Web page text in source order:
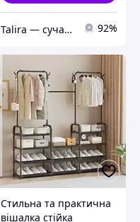
Talira — сучасний онлайн-магазин. Відправка Новою Поштою по Україні. 92%
Стильна та практична
вішалка стійка